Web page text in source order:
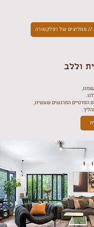
// ממליצים של רפלקטורה
וללב
הפרטיים המרגשים שעשינו,